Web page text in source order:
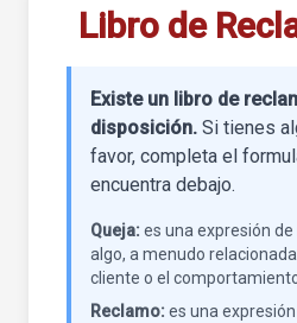
Libro de
Existe un libro de
disposición. Si tienes
favor, completa el
encuentra debajo.
Queja:es una expresión
algo, a menudo
cliente o el
Reclamo:es una